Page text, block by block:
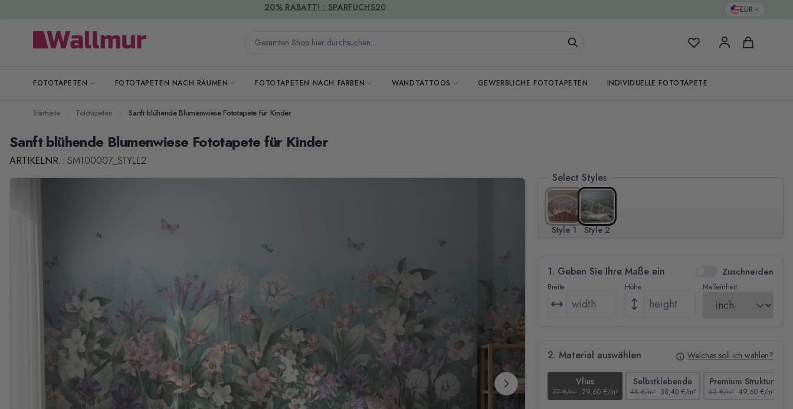
EUR
Gesamten Shop hier durchsuchen... Meine FavoritenWarenkorb
FOTOTAPETEN FOTOTAPETEN NACH RÄUMEN FOTOTAPETEN NACH FARBEN WANDTATTOOS GEWERBLICHE FOTOTAPETEN INDIVIDUELLE FOTOTAPETE
VERSANDKOSTENFREI
Startseite Fototapeten Sanft blühende Blumenwiese Fototapete für Kinder
Sanft blühende Blumenwiese Fototapete für Kinder
ARTIKELNR.: SMT00007_STYLE2
Select Styles
Style 1 Style 2
1. Geben Sie Ihre Maße ein Zuschneiden
Breite Höhe Maßeinheit
2. Material auswählen Welches soll ich wählen?
Vlies
37 €/m² 29,60 €/m²
Selbstklebende
48 €/m² 38,40 €/m²
Premium Struktur
62 €/m² 49,60 €/m²